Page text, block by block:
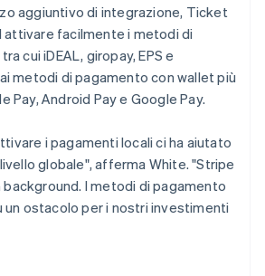
aggiuntivo di integrazione, Ticket
attivare facilmente i metodi di
cui iDEAL, giropay, EPS e
metodi di pagamento con wallet più
Pay, Android Pay e Google Pay.
i pagamenti locali ci ha aiutato
globale", afferma White. "Stripe
I metodi di pagamento
un ostacolo per i nostri investimenti